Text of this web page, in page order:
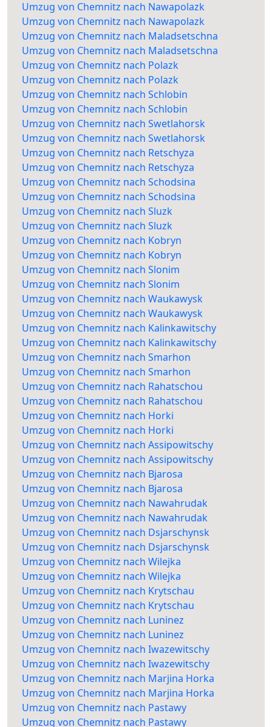
Umzug von Chemnitz nach Nawapolazk
Umzug von Chemnitz nach Nawapolazk
Umzug von Chemnitz nach Maladsetschna
Umzug von Chemnitz nach Maladsetschna
Umzug von Chemnitz nach Polazk
Umzug von Chemnitz nach Polazk
Umzug von Chemnitz nach Schlobin
Umzug von Chemnitz nach Schlobin
Umzug von Chemnitz nach Swetlahorsk
Umzug von Chemnitz nach Swetlahorsk
Umzug von Chemnitz nach Retschyza
Umzug von Chemnitz nach Retschyza
Umzug von Chemnitz nach Schodsina
Umzug von Chemnitz nach Schodsina
Umzug von Chemnitz nach Sluzk
Umzug von Chemnitz nach Sluzk
Umzug von Chemnitz nach Kobryn
Umzug von Chemnitz nach Kobryn
Umzug von Chemnitz nach Slonim
Umzug von Chemnitz nach Slonim
Umzug von Chemnitz nach Waukawysk
Umzug von Chemnitz nach Waukawysk
Umzug von Chemnitz nach Kalinkawitschy
Umzug von Chemnitz nach Kalinkawitschy
Umzug von Chemnitz nach Smarhon
Umzug von Chemnitz nach Smarhon
Umzug von Chemnitz nach Rahatschou
Umzug von Chemnitz nach Rahatschou
Umzug von Chemnitz nach Horki
Umzug von Chemnitz nach Horki
Umzug von Chemnitz nach Assipowitschy
Umzug von Chemnitz nach Assipowitschy
Umzug von Chemnitz nach Bjarosa
Umzug von Chemnitz nach Bjarosa
Umzug von Chemnitz nach Nawahrudak
Umzug von Chemnitz nach Nawahrudak
Umzug von Chemnitz nach Dsjarschynsk
Umzug von Chemnitz nach Dsjarschynsk
Umzug von Chemnitz nach Wilejka
Umzug von Chemnitz nach Wilejka
Umzug von Chemnitz nach Krytschau
Umzug von Chemnitz nach Krytschau
Umzug von Chemnitz nach Luninez
Umzug von Chemnitz nach Luninez
Umzug von Chemnitz nach Iwazewitschy
Umzug von Chemnitz nach Iwazewitschy
Umzug von Chemnitz nach Marjina Horka
Umzug von Chemnitz nach Marjina Horka
Umzug von Chemnitz nach Pastawy
Umzug von Chemnitz nach Pastawy